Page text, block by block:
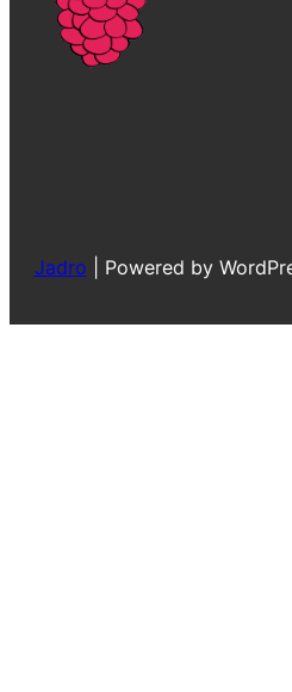
Jadro Powered by